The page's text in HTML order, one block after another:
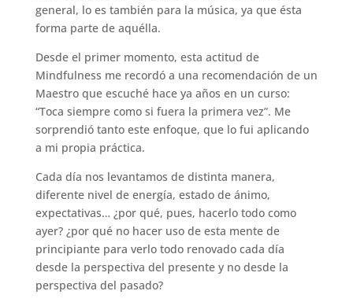
general, lo es también para la música, ya que ésta
forma parte de aquélla.
Desde el primer momento, esta actitud de
Mindfulness me recordó a una recomendación de un
Maestro que escuché hace ya años en un curso:
“Toca siempre como si fuera la primera vez”. Me
sorprendió tanto este enfoque, que lo fui aplicando
a mi propia práctica.
Cada día nos levantamos de distinta manera,
diferente nivel de energía, estado de ánimo,
expectativas… ¿por qué, pues, hacerlo todo como
ayer? ¿por qué no hacer uso de esta mente de
principiante para verlo todo renovado cada día
desde la perspectiva del presente y no desde la
perspectiva del pasado?